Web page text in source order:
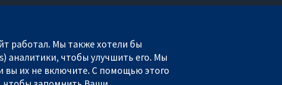
Пресс-служба
О нас
Работа
работал. Мы также хотели бы
аналитики, чтобы улучшить его. Мы
вы их не включите. С помощью этого